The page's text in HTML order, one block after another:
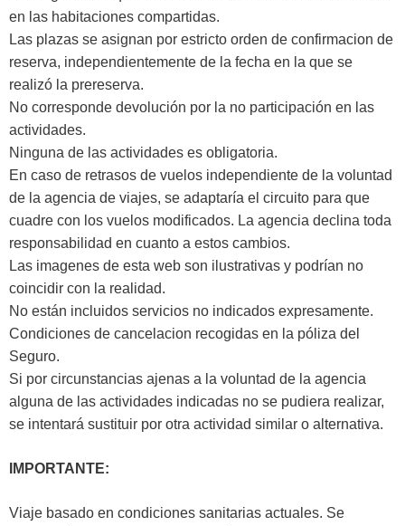
en las habitaciones compartidas.
Las plazas se asignan por estricto orden de confirmacion de
reserva, independientemente de la fecha en la que se
realizó la prereserva.
No corresponde devolución por la no participación en las
actividades.
Ninguna de las actividades es obligatoria.
En caso de retrasos de vuelos independiente de la voluntad
de la agencia de viajes, se adaptaría el circuito para que
cuadre con los vuelos modificados. La agencia declina toda
responsabilidad en cuanto a estos cambios.
Las imagenes de esta web son ilustrativas y podrían no
coincidir con la realidad.
No están incluidos servicios no indicados expresamente.
Condiciones de cancelacion recogidas en la póliza del
Seguro.
Si por circunstancias ajenas a la voluntad de la agencia
alguna de las actividades indicadas no se pudiera realizar,
se intentará sustituir por otra actividad similar o alternativa.
IMPORTANTE:
Viaje basado en condiciones sanitarias actuales. Se